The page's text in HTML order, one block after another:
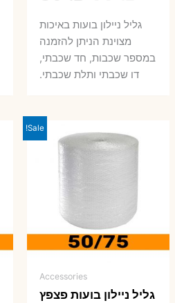
המקורי
היה:
99 ₪.
גליל ניילון בועות באיכות
מצוינת הניתן להזמנה
במספר שכבות, חד שכבתי,
דו שכבתי ותלת שכבתי.
Sale!
Accessories
גליל ניילון בועות פצפץ